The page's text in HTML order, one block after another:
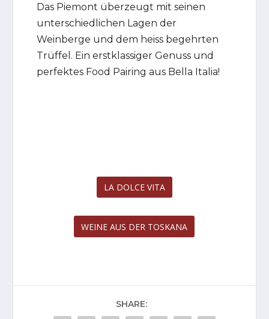
Das Piemont überzeugt mit seinen
unterschiedlichen Lagen der
Weinberge und dem heiss begehrten
Trüffel. Ein erstklassiger Genuss und
perfektes Food Pairing aus Bella Italia!
LA DOLCE VITA
WEINE AUS DER TOSKANA
SHARE: